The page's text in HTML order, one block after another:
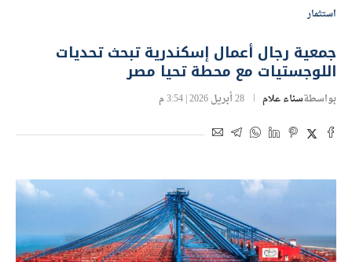
استثمار
جمعية رجال أعمال إسكندرية تبحث تحديات
اللوجستيات مع محطة تحيا مصر
بواسطةسناء علام 28 أبريل 2026 | 3:54 م